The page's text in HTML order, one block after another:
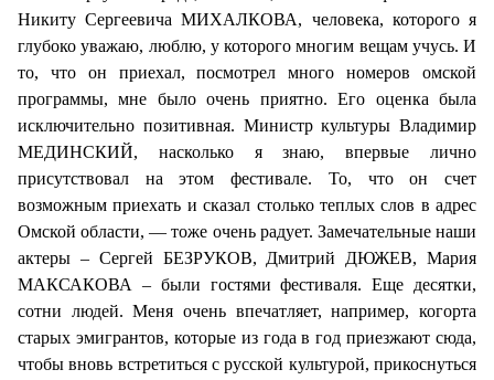
Никиту Сергеевича МИХАЛКОВА, человека, которого я
глубоко уважаю, люблю, у которого многим вещам учусь. И
то, что он приехал, посмотрел много номеров омской
программы, мне было очень приятно. Его оценка была
исключительно позитивная. Министр культуры Владимир
МЕДИНСКИЙ, насколько я знаю, впервые лично
присутствовал на этом фестивале. То, что он счет
возможным приехать и сказал столько теплых слов в адрес
Омской области, — тоже очень радует. Замечательные наши
актеры – Сергей БЕЗРУКОВ, Дмитрий ДЮЖЕВ, Мария
МАКСАКОВА – были гостями фестиваля. Еще десятки,
сотни людей. Меня очень впечатляет, например, когорта
старых эмигрантов, которые из года в год приезжают сюда,
чтобы вновь встретиться с русской культурой, прикоснуться